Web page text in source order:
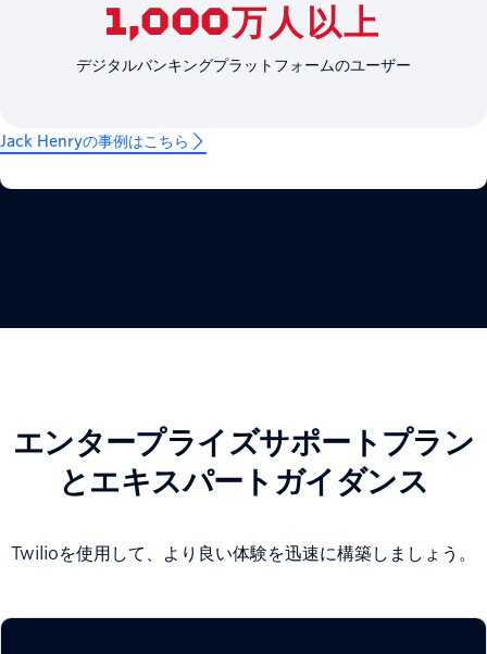
1,000万人以上
デジタルバンキングプラットフォームのユーザー
Jack Henryの事例はこちら
エンタープライズサポートプラン
とエキスパートガイダンス
Twilioを使用して、より良い体験を迅速に構築しましょう。